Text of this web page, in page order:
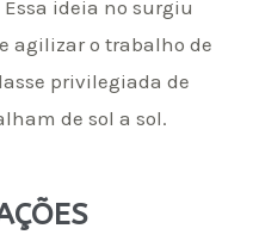
ideia no surgiu
agilizar o trabalho de
privilegiada de
de sol a sol.